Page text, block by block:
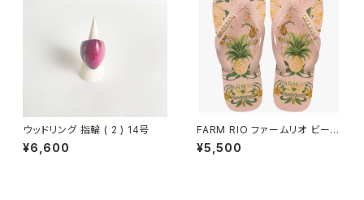
ウッドリング 指輪 ( 2 ) 14号
¥6,600
FARM RIO ファームリオ ビーチ
サンダル Havaianas Beleza
de Abacaxi
¥5,500